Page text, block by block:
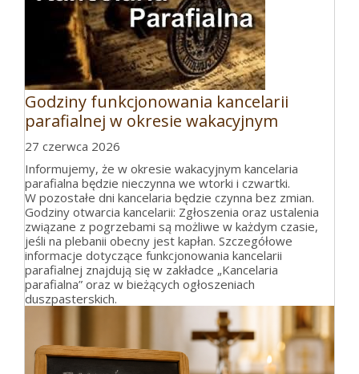
Godziny funkcjonowania kancelarii
parafialnej w okresie wakacyjnym
27 czerwca 2026
Informujemy, że w okresie wakacyjnym kancelaria
parafialna będzie nieczynna we wtorki i czwartki.
W pozostałe dni kancelaria będzie czynna bez zmian.
Godziny otwarcia kancelarii: Zgłoszenia oraz ustalenia
związane z pogrzebami są możliwe w każdym czasie,
jeśli na plebanii obecny jest kapłan. Szczegółowe
informacje dotyczące funkcjonowania kancelarii
parafialnej znajdują się w zakładce „Kancelaria
parafialna” oraz w bieżących ogłoszeniach
duszpasterskich.